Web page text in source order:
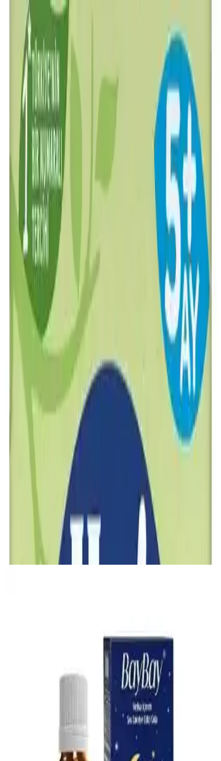
Makaleler
Kategoriler
Hakkımızda
Yazarlar
Kuponlar
Ara...
Toggle theme
Ana Sayfa
İlham Veren Yazılar
Hero Baby Sütlü İrmikli Ballı Kaşık Mama: Sağlıklı ve
Besleyici Bebek Gıdası Seçenekleri
Hero Baby Sütlü İrmikli Ballı Kaşık
Mama: Sağlıklı ve Besleyici Bir Seçim
Ercan TanYazarı Ziyaret Et
İlham Veren Yazılar
Değerlendirme
Ercan Tan
İlham Veren Yazılar
8 Ağustos 2025
Hero Baby irmikli balı mama, 0-6 ay bebekler için
uygun, doğal içerikli, vitamin ve mineral zengini,
hijyenik ve pratik kullanımlı, yüksek müşteri
memnuniyeti sağlayan sağlıklı bir tercih.
Trendler, ipuçları, rehberler ve yeni fikirlerle dolu
içerikler burada sizi bekliyor.
Ürünün Tanıtımı ve Temel Özellikleri
Hero Baby Sütlü İrmikli Ballı Kaşık Mama, bebeklerin sağlıklı
gelişimini desteklemek üzere özel olarak formüle edilmiştir. 200
gramlık paketlerde sunulan bu mama, 0-6 ay arası bebekler için
uygundur ve yüksek kaliteli tahıllar ile doğal içeriklerin uyumuyla
hazırlanmıştır. Sütlü yapısı, bebeğin damak tadına uygun olup, balın
doğal tatlandırıcı etkisiyle bebeklerin ilgisini çeker.
Ayrıca Bakınız
En İyi Bebek Gaz İlacı Seçimi: Güvenilir ve Doğal
Çözümlerle Bebek Rahatlığı
Bebeklerin gaz sancılarını hafifletmek için doğal ve güvenilir bebek
gaz ilaçları hakkında bilgi alın. Doğru ürün seçimiyle bebeğinizin
Omo Hijyen Ürünleri: Günlük Temizlik ve Hijyen
İçin Güvenilir Çözüm
Omo hijyen ürünleri, çocuklar ve ev kullanımı için etkili temizlik ve
hijyen sağlar, çok yönlü ürün yelpazesiyle günlük yaşamda güvenilir